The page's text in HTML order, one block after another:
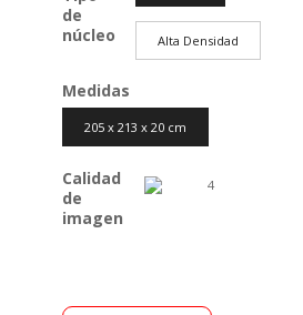
de
núcleo
Alta Densidad
Medidas
205 x 213 x 20 cm
Calidad
de
imagen